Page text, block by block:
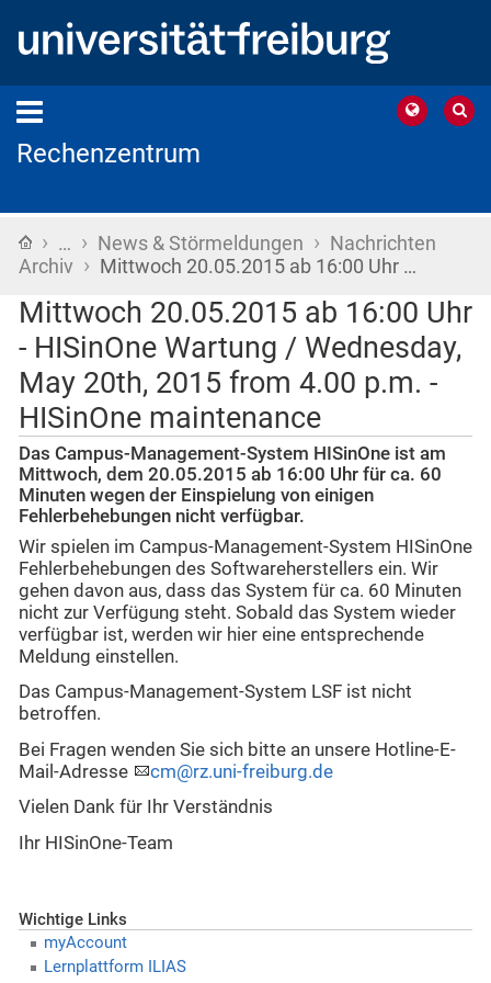
Rechenzentrum
Startseite
› … › News & Störmeldungen › Nachrichten
Archiv › Mittwoch 20.05.2015 ab 16:00 Uhr …
Mittwoch 20.05.2015 ab 16:00 Uhr
- HISinOne Wartung / Wednesday,
May 20th, 2015 from 4.00 p.m. -
HISinOne maintenance
Das Campus-Management-System HISinOne ist am
Mittwoch, dem 20.05.2015 ab 16:00 Uhr für ca. 60
Minuten wegen der Einspielung von einigen
Fehlerbehebungen nicht verfügbar.
Wir spielen im Campus-Management-System HISinOne
Fehlerbehebungen des Softwareherstellers ein. Wir
gehen davon aus, dass das System für ca. 60 Minuten
nicht zur Verfügung steht. Sobald das System wieder
verfügbar ist, werden wir hier eine entsprechende
Meldung einstellen.
Das Campus-Management-System LSF ist nicht
betroffen.
Bei Fragen wenden Sie sich bitte an unsere Hotline-E-
Mail-Adresse
cm@rz.uni-freiburg.de
Vielen Dank für Ihr Verständnis
Ihr HISinOne-Team
Wichtige Links
myAccount
Lernplattform ILIAS